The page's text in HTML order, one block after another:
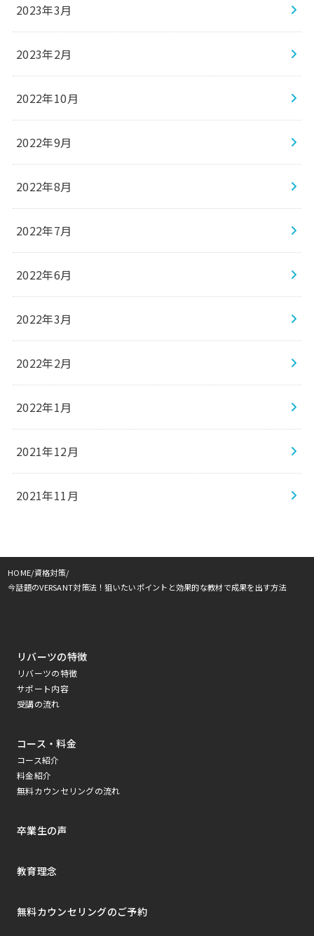
2023年3月
2023年2月
2022年10月
2022年9月
2022年8月
2022年7月
2022年6月
2022年3月
2022年2月
2022年1月
2021年12月
2021年11月
HOME 資格対策
今話題のVERSANT対策法！狙いたいポイントと効果的な教材で成果を出す方法
リバーツの特徴
リバーツの特徴
サポート内容
受講の流れ
コース・料金
コース紹介
料金紹介
無料カウンセリングの流れ
卒業生の声
教育理念
無料カウンセリングのご予約